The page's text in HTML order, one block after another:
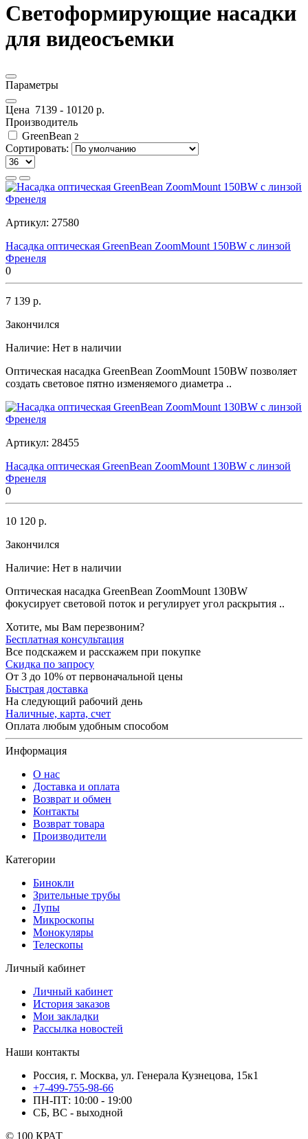
Светоформирующие насадки
для видеосъемки
Параметры
Цена 7139 - 10120 р.
Производитель
GreenBean 2
Сортировать:
Артикул: 27580
Насадка оптическая GreenBean ZoomMount 150BW с линзой
Френеля
0
7 139 р.
Закончился
Наличие: Нет в наличии
Оптическая насадка GreenBean ZoomMount 150BW позволяет
создать световое пятно изменяемого диаметра ..
Артикул: 28455
Насадка оптическая GreenBean ZoomMount 130BW с линзой
Френеля
0
10 120 р.
Закончился
Наличие: Нет в наличии
Оптическая насадка GreenBean ZoomMount 130BW
фокусирует световой поток и регулирует угол раскрытия ..
Хотите, мы Вам перезвоним?
Бесплатная консультация
Все подскажем и расскажем при покупке
Скидка по запросу
От 3 до 10% от первоначальной цены
Быстрая доставка
На следующий рабочий день
Наличные, карта, счет
Оплата любым удобным способом
Информация
О нас
Доставка и оплата
Возврат и обмен
Контакты
Возврат товара
Производители
Категории
Бинокли
Зрительные трубы
Лупы
Микроскопы
Монокуляры
Телескопы
Личный кабинет
Личный кабинет
История заказов
Мои закладки
Рассылка новостей
Наши контакты
Россия, г. Москва, ул. Генерала Кузнецова, 15к1
+7-499-755-98-66
ПН-ПТ: 10:00 - 19:00
СБ, ВС - выходной
© 100 КРАТ